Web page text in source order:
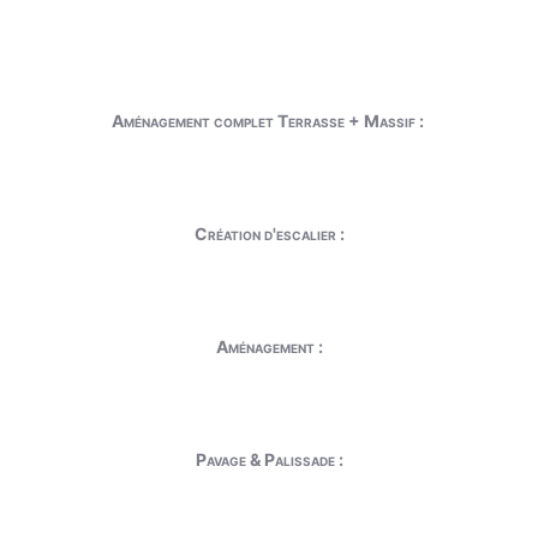
Aménagement complet Terrasse + Massif :
Création d'escalier :
Aménagement :
Pavage & Palissade :